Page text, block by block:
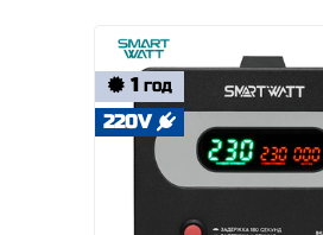
1 ГОД
220V